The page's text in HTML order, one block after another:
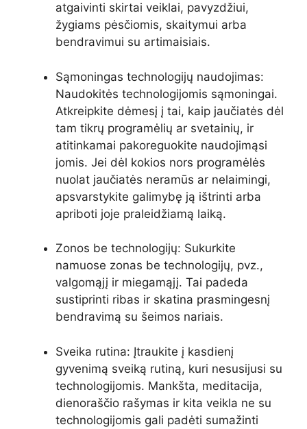
atgaivinti skirtai veiklai, pavyzdžiui,
žygiams pėsčiomis, skaitymui arba
bendravimui su artimaisiais.
Sąmoningas technologijų naudojimas:
Naudokitės technologijomis sąmoningai.
Atkreipkite dėmesį į tai, kaip jaučiatės dėl
tam tikrų programėlių ar svetainių, ir
atitinkamai pakoreguokite naudojimąsi
jomis. Jei dėl kokios nors programėlės
nuolat jaučiatės neramūs ar nelaimingi,
apsvarstykite galimybę ją ištrinti arba
apriboti joje praleidžiamą laiką.
Zonos be technologijų: Sukurkite
namuose zonas be technologijų, pvz.,
valgomąjį ir miegamąjį. Tai padeda
sustiprinti ribas ir skatina prasmingesnį
bendravimą su šeimos nariais.
Sveika rutina: Įtraukite į kasdienį
gyvenimą sveiką rutiną, kuri nesusijusi su
technologijomis. Mankšta, meditacija,
dienoraščio rašymas ir kita veikla ne su
technologijomis gali padėti sumažinti